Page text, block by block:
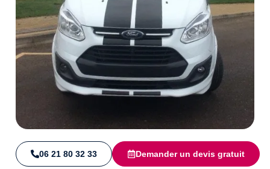
06 21 80 32 33 Demander un devis gratuit